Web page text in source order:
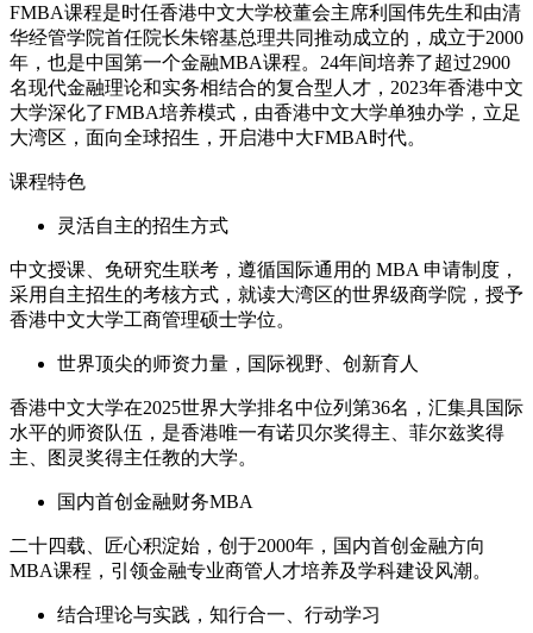
FMBA课程是时任香港中文大学校董会主席利国伟先生和由清
华经管学院首任院长朱镕基总理共同推动成立的，成立于2000
年，也是中国第一个金融MBA课程。24年间培养了超过2900
名现代金融理论和实务相结合的复合型人才，2023年香港中文
大学深化了FMBA培养模式，由香港中文大学单独办学，立足
大湾区，面向全球招生，开启港中大FMBA时代。
课程特色
灵活自主的招生方式
中文授课、免研究生联考，遵循国际通用的 MBA 申请制度，
采用自主招生的考核方式，就读大湾区的世界级商学院，授予
香港中文大学工商管理硕士学位。
世界顶尖的师资力量，国际视野、创新育人
香港中文大学在2025世界大学排名中位列第36名，汇集具国际
水平的师资队伍，是香港唯一有诺贝尔奖得主、菲尔兹奖得
主、图灵奖得主任教的大学。
国内首创金融财务MBA
二十四载、匠心积淀始，创于2000年，国内首创金融方向
MBA课程，引领金融专业商管人才培养及学科建设风潮。
结合理论与实践，知行合一、行动学习